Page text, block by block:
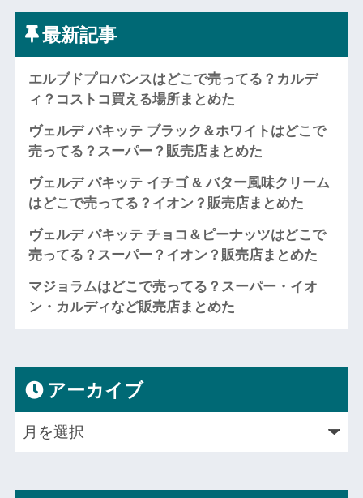
最新記事
エルブドプロバンスはどこで売ってる？カルデ
ィ？コストコ買える場所まとめた
ヴェルデ パキッテ ブラック＆ホワイトはどこで
売ってる？スーパー？販売店まとめた
ヴェルデ パキッテ イチゴ & バター風味クリーム
はどこで売ってる？イオン？販売店まとめた
ヴェルデ パキッテ チョコ＆ピーナッツはどこで
売ってる？スーパー？イオン？販売店まとめた
マジョラムはどこで売ってる？スーパー・イオ
ン・カルディなど販売店まとめた
アーカイブ